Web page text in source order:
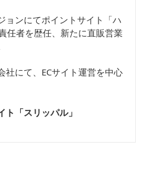
ョンにてポイントサイト「ハ
任者を歴任、新たに直販営業
社にて、ECサイト運営を中心
ト「スリッパル」